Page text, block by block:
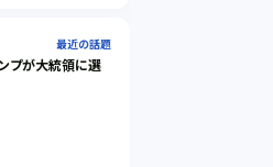
最近の話題
プが大統領に選